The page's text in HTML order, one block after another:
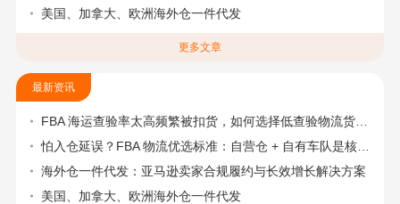
美国、加拿大、欧洲海外仓一件代发
更多文章
最新资讯
FBA 海运查验率太高频繁被扣货，如何选择低查验物流货代？
怕入仓延误？FBA 物流优选标准：自营仓 + 自有车队是核心硬指标
海外仓一件代发：亚马逊卖家合规履约与长效增长解决方案
美国、加拿大、欧洲海外仓一件代发